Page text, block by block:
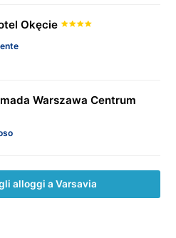
Okęcie
Warszawa Centrum
alloggi a Varsavia